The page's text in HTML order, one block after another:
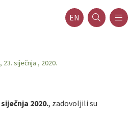
EN
siječnja , 2020.
siječnja 2020., zadovoljili su